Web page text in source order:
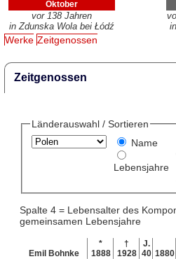
Oktober
vor 138 Jahren
in Zdunska Wola bei Łódź
Werke Zeitgenossen
Zeitgenossen
Länderauswahl / Sortieren
Name
Lebensjahre
Spalte 4 = Lebensalter des
gemeinsamen Lebensjahre
Emil Bohnke
*
1888
†
1928
J.
40 1880